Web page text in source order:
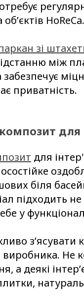
HoReCa.
зі
між
приватність.
для
для
біля
підходить
у
з’ясувати
виробника.
а деякі